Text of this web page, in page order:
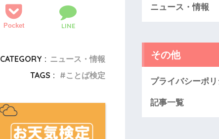
Pocket LINE
CATEGORY : ニュース・情報
TAGS :
ことば検定
ニュース・情報
その他
プライバシーポ
記事一覧